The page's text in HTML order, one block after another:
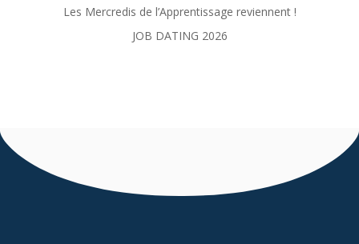
Les Mercredis de l’Apprentissage reviennent !
JOB DATING 2026